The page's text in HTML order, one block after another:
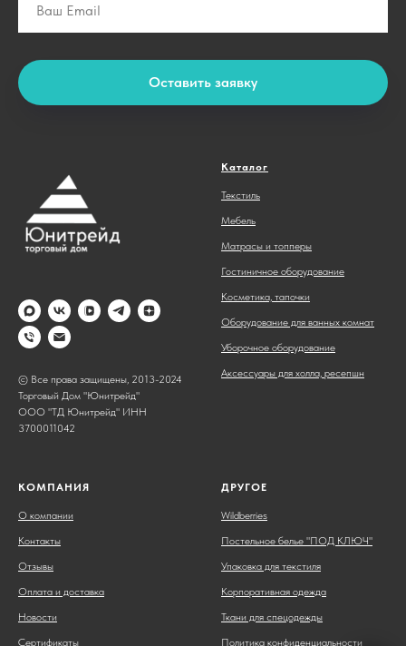
Оставить заявку
© Все права защищены, 2013-2024
Торговый Дом "Юнитрейд"
ООО "ТД Юнитрейд" ИНН
3700011042
Каталог
Текстиль
Мебель
Матрасы и топперы
Гостиничное оборудование
Косметика, тапочки
Оборудование для ванных комнат
Уборочное оборудование
Аксессуары для холла, ресепшн
КОМПАНИЯ
О компании
Контакты
Отзывы
Оплата и доставка
Новости
Сертификаты
ДРУГОЕ
Wildberries
Постельное белье "ПОД КЛЮЧ"
Упаковка для текстиля
Корпоративная одежда
Ткани для спецодежды
Политика конфиденциальности